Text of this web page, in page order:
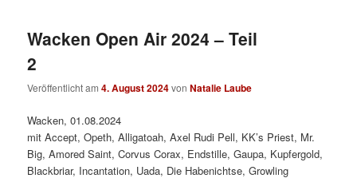
Wacken Open Air 2024 – Teil
2
Veröffentlicht am4. August 2024vonNatalie Laube
Wacken, 01.08.2024
mit Accept, Opeth, Alligatoah, Axel Rudi Pell, KK’s Priest, Mr.
Big, Amored Saint, Corvus Corax, Endstille, Gaupa, Kupfergold,
Blackbriar, Incantation, Uada, Die Habenichtse, Growling